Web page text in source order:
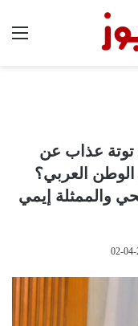
توتة عذاب عن
الوطن العربي؟
والممثلة إيمي